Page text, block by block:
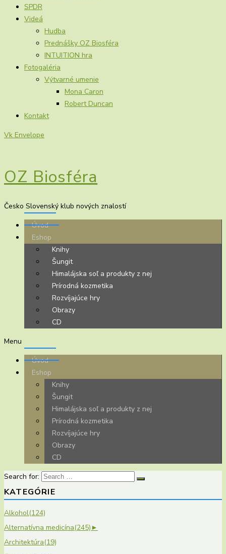
SPDR
Videá
Hudba
Prednášky OZ Biosféra
INTUITION hra
Fotogaléria
Výtvarné umenie
Mona Caron
Robert Duncan
Kontakt
Vk Envelope
OZ Biosféra
Česko Slovenský klub nových znalostí
Úvod
Eshop
Knihy
Šungit
Himalájska soľ a produkty z nej
Prírodná kozmetika
Rozvíjajúce hry
Obrazy
CD
Menu
Úvod
Eshop
Knihy
Šungit
Himalájska soľ a produkty z nej
Prírodná kozmetika
Rozvíjajúce hry
Obrazy
CD
Search for:
KATEGÓRIE
Alkohol(124)
Alternatívna medicína(245)►
Architektúra(19)